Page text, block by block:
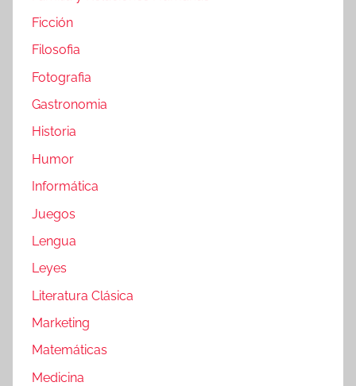
Ficción
Filosofia
Fotografia
Gastronomia
Historia
Humor
Informática
Juegos
Lengua
Leyes
Literatura Clásica
Marketing
Matemáticas
Medicina